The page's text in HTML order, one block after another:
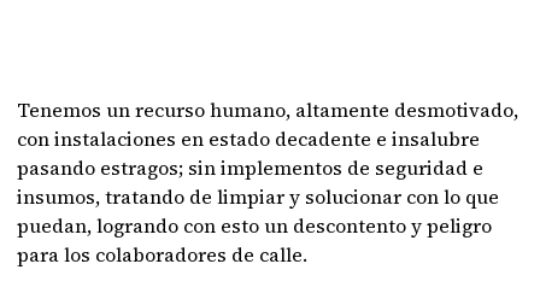
Tenemos un recurso humano, altamente desmotivado,
con instalaciones en estado decadente e insalubre
pasando estragos; sin implementos de seguridad e
insumos, tratando de limpiar y solucionar con lo que
puedan, logrando con esto un descontento y peligro
para los colaboradores de calle.